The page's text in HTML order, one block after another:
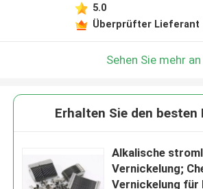
5.0
Überprüfter Lieferant
Sehen Sie mehr an
Erhalten Sie den besten
Alkalische
Vernickelung;
Vernickelung